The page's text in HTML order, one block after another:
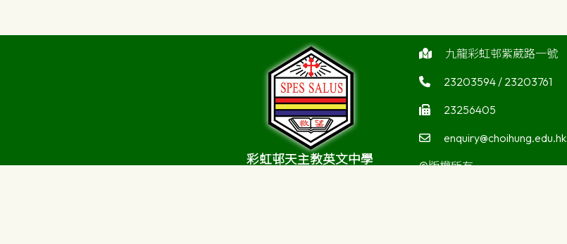
彩虹邨天主教英文中學
九龍彩虹邨紫葳路一號
23203594 / 23203761
23256405
enquiry@choihung.edu.hk
©版權所有